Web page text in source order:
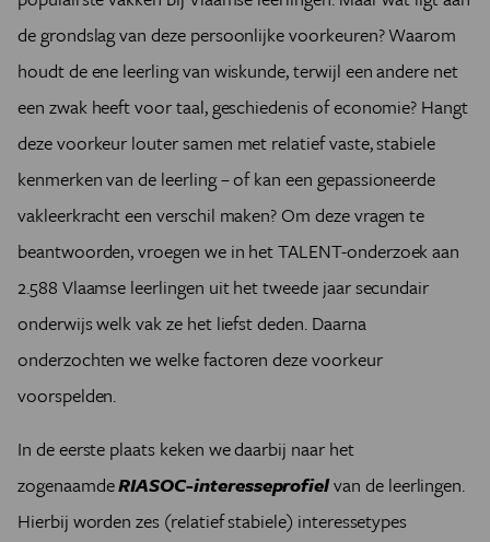
de grondslag van deze persoonlijke voorkeuren? Waarom
houdt de ene leerling van wiskunde, terwijl een andere net
een zwak heeft voor taal, geschiedenis of economie? Hangt
deze voorkeur louter samen met relatief vaste, stabiele
kenmerken van de leerling – of kan een gepassioneerde
vakleerkracht een verschil maken? Om deze vragen te
beantwoorden, vroegen we in het TALENT-onderzoek aan
2.588 Vlaamse leerlingen uit het tweede jaar secundair
onderwijs welk vak ze het liefst deden. Daarna
onderzochten we welke factoren deze voorkeur
voorspelden.
In de eerste plaats keken we daarbij naar het
zogenaamdeRIASOC-interesseprofielvan de leerlingen.
Hierbij worden zes (relatief stabiele) interessetypes